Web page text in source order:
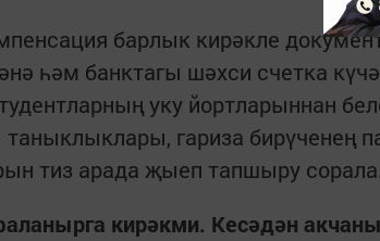
барлык кирәкле
һәм банктагы шәхси счетка
уку йортларыннан
гариза бирүченең
тиз арада җыеп тапшыру
кирәкми. Кесәдән